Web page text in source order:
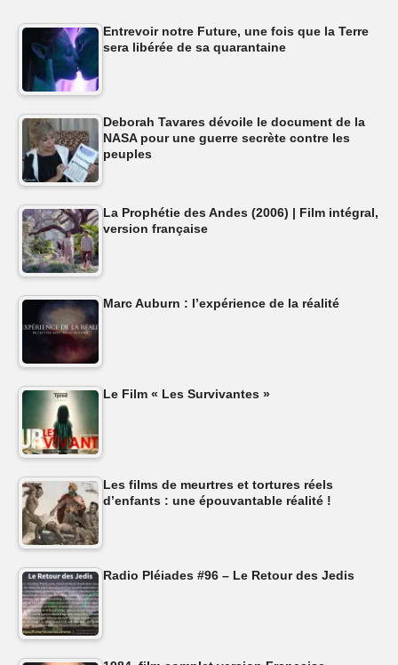
Entrevoir notre Future, une fois que la Terre
sera libérée de sa quarantaine
Deborah Tavares dévoile le document de la
NASA pour une guerre secrète contre les
peuples
La Prophétie des Andes (2006) | Film intégral,
version française
Marc Auburn : l’expérience de la réalité
Le Film « Les Survivantes »
Les films de meurtres et tortures réels
d’enfants : une épouvantable réalité !
Radio Pléiades #96 – Le Retour des Jedis